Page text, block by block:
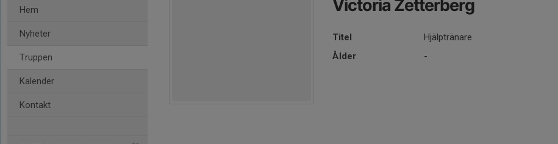
Hem
Nyheter
Truppen
Kalender
Kontakt
Victoria Zetterberg
Titel
Hjälptränare
Ålder
-